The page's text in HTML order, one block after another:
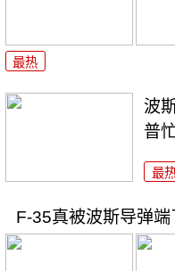
最热
波
普
最
F-35真被波斯导弹